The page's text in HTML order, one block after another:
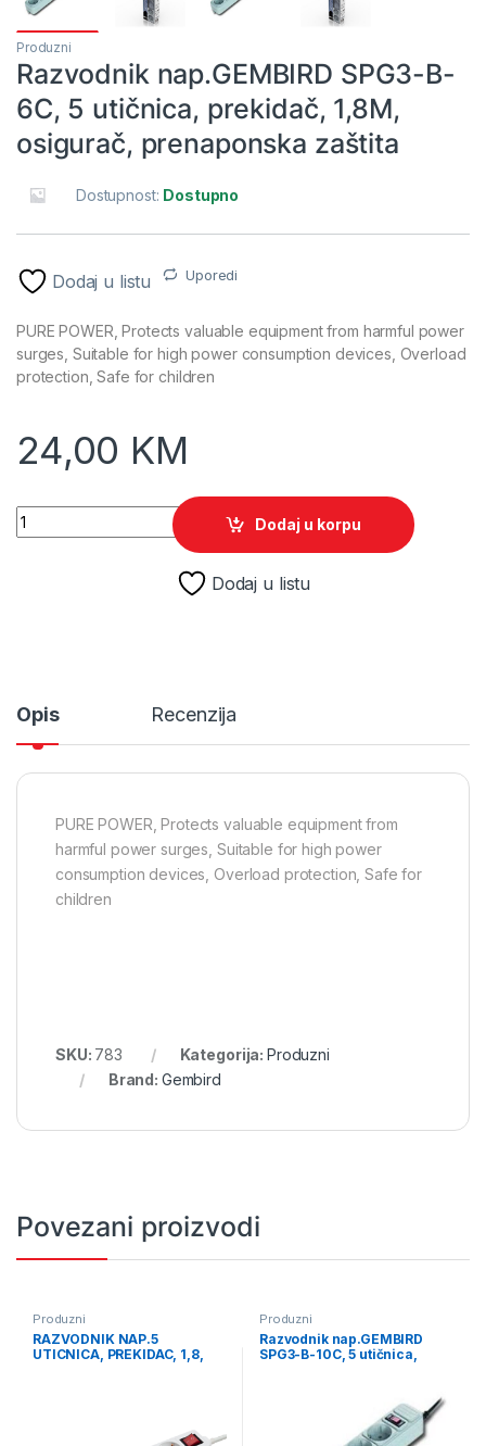
Produzni
Razvodnik nap.GEMBIRD SPG3-B-
6C, 5 utičnica, prekidač, 1,8M,
osigurač, prenaponska zaštita
Dostupnost: Dostupno
Dodaj u listu Uporedi
PURE POWER, Protects valuable equipment from harmful power
surges, Suitable for high power consumption devices, Overload
protection, Safe for children
24,00 KM
Razvodnik nap.GEMBIRD SPG3-B-6C, 5 utičnica, prekidač,
Dodaj u korpu
Dodaj u listu
Opis Recenzija
PURE POWER, Protects valuable equipment from
harmful power surges, Suitable for high power
consumption devices, Overload protection, Safe for
children
SKU: 783 Kategorija: Produzni
Brand: Gembird
Povezani proizvodi
Produzni
RAZVODNIK NAP.5
UTICNICA, PREKIDAC, 1,8,
Produzni
Razvodnik nap.GEMBIRD
SPG3-B-10C, 5 utičnica,